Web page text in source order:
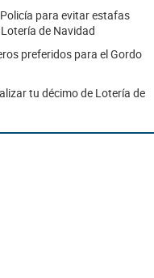
para evitar estafas
de Navidad
preferidos para el Gordo
tu décimo de Lotería de